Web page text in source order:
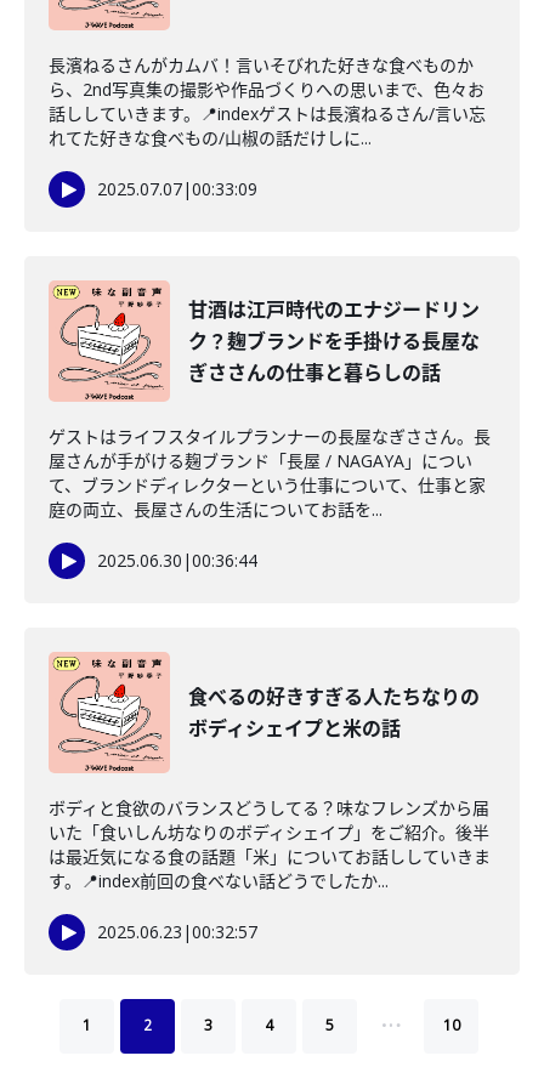
長濱ねるさんがカムバ！言いそびれた好きな食べものか
ら、2nd写真集の撮影や作品づくりへの思いまで、色々お
話ししていきます。📍indexゲストは長濱ねるさん/言い忘
れてた好きな食べもの/山椒の話だけしに...
2025.07.07|00:33:09
甘酒は江戸時代のエナジードリン
ク？麹ブランドを手掛ける長屋な
ぎささんの仕事と暮らしの話
ゲストはライフスタイルプランナーの長屋なぎささん。長
屋さんが手がける麹ブランド「長屋 / NAGAYA」につい
て、ブランドディレクターという仕事について、仕事と家
庭の両立、長屋さんの生活についてお話を...
2025.06.30 |00:36:44
食べるの好きすぎる人たちなりの
ボディシェイプと米の話
ボディと食欲のバランスどうしてる？味なフレンズから届
いた「食いしん坊なりのボディシェイプ」をご紹介。後半
は最近気になる食の話題「米」についてお話ししていきま
す。📍index前回の食べない話どうでしたか...
2025.06.23 |00:32:57
1 2 3 4 5 … 10